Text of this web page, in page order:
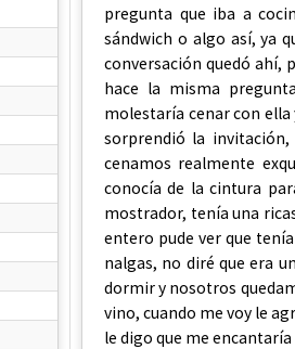
pregunta que iba a
sándwich o algo así, ya
conversación quedó ahí,
hace la misma
molestaría cenar con ella
sorprendió la
cenamos realmente
conocía de la cintura
mostrador, tenía una
entero pude ver que
nalgas, no diré que era
dormir y nosotros
vino, cuando me voy le
le digo que me